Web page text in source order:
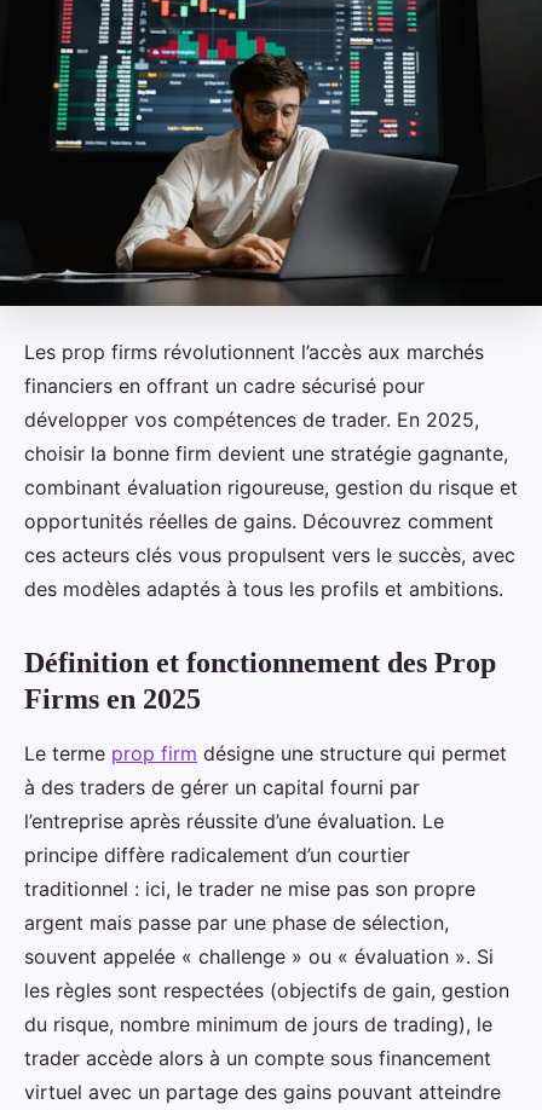
Les prop firms révolutionnent l’accès aux marchés
financiers en offrant un cadre sécurisé pour
développer vos compétences de trader. En 2025,
choisir la bonne firm devient une stratégie gagnante,
combinant évaluation rigoureuse, gestion du risque et
opportunités réelles de gains. Découvrez comment
ces acteurs clés vous propulsent vers le succès, avec
des modèles adaptés à tous les profils et ambitions.
Définition et fonctionnement des Prop
Firms en 2025
Le terme prop firm désigne une structure qui permet
à des traders de gérer un capital fourni par
l’entreprise après réussite d’une évaluation. Le
principe diffère radicalement d’un courtier
traditionnel : ici, le trader ne mise pas son propre
argent mais passe par une phase de sélection,
souvent appelée « challenge » ou « évaluation ». Si
les règles sont respectées (objectifs de gain, gestion
du risque, nombre minimum de jours de trading), le
trader accède alors à un compte sous financement
virtuel avec un partage des gains pouvant atteindre